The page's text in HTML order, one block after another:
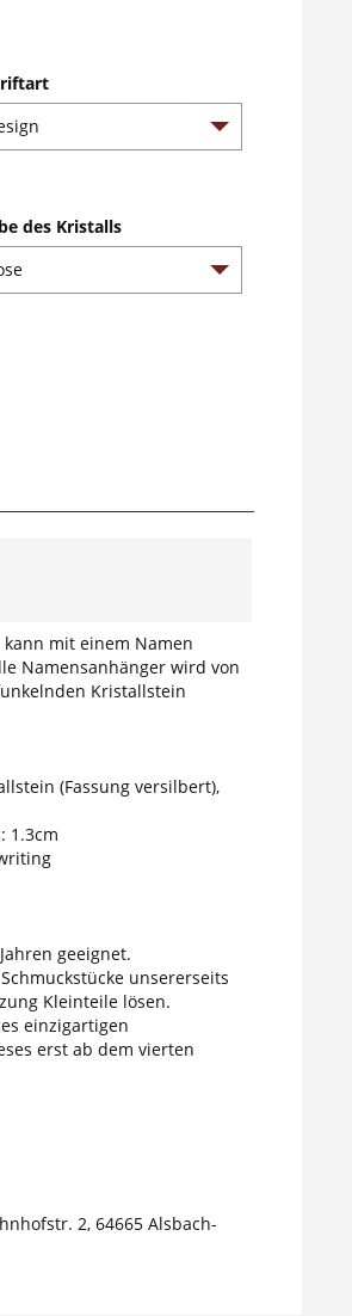
des Kristalls
mit einem Namen
Namensanhänger wird von
Kristallstein
(Fassung versilbert),
1.3cm
geeignet.
unsererseits
Kleinteile lösen.
einzigartigen
erst ab dem vierten
2, 64665 Alsbach-